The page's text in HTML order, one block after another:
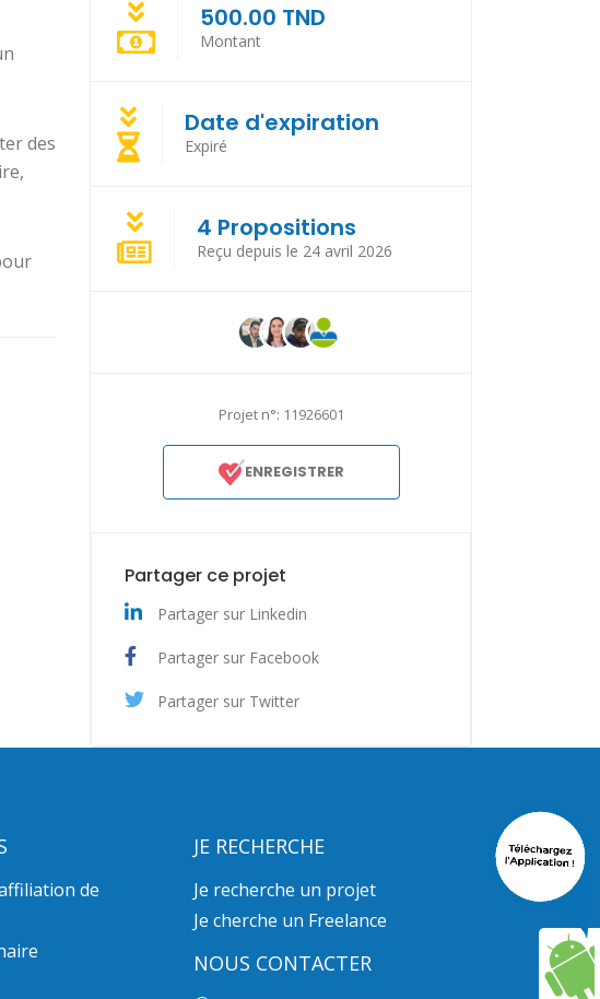
des
500.00 TND
Montant
Date d'expiration
Expiré
4 Propositions
Reçu depuis le 24 avril 2026
Projet n°: 11926601
ENREGISTRER
Partager ce projet
Partager sur Linkedin
Partager sur Facebook
Partager sur Twitter
de
JE RECHERCHE
Je recherche un projet
Je cherche un Freelance
NOUS CONTACTER